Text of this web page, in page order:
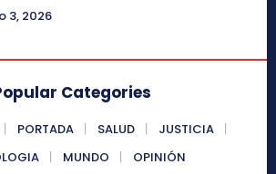
3, 2026
Categories
PORTADA SALUD
JUSTICIA
MUNDO OPINIÓN